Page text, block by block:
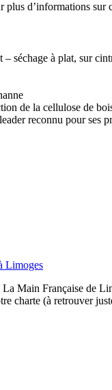
d’informations
séchage à plat, sur
de la cellulose de
reconnu pour ses
Main Française de
charte (à retrouver